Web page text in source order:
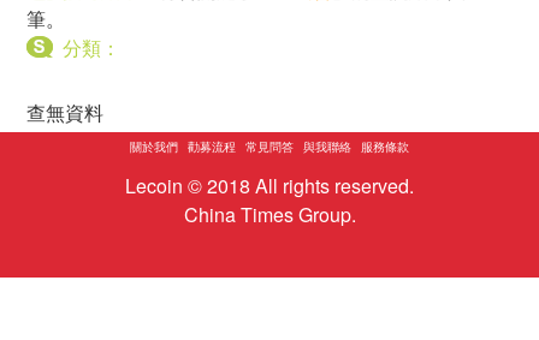
筆。
分類：
查無資料
關於我們 勸募流程 常見問答 與我聯絡 服務條款
Lecoin © 2018 All rights reserved.
China Times Group.